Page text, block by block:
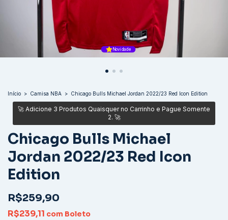
Novidade
Início > Camisa NBA > Chicago Bulls Michael Jordan 2022/23 Red Icon Edition
Chicago Bulls Michael
Jordan 2022/23 Red Icon
Edition
R$259,90
R$239,11 com Boleto